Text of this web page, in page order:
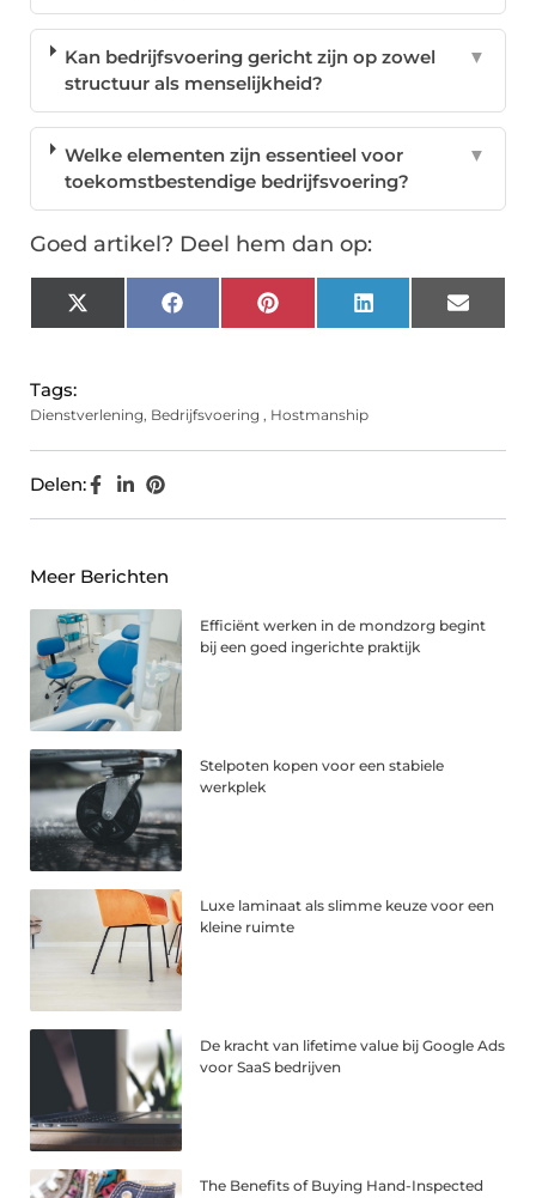
Kan bedrijfsvoering gericht zijn op zowel
structuur als menselijkheid?
▼
Welke elementen zijn essentieel voor
toekomstbestendige bedrijfsvoering?
▼
Goed artikel? Deel hem dan op:
X
(Twitter)
FacebookPinterest LinkedIn Email
Tags:
Dienstverlening, Bedrijfsvoering , Hostmanship
Delen:
Meer Berichten
Efficiënt werken in de mondzorg begint
bij een goed ingerichte praktijk
Stelpoten kopen voor een stabiele
werkplek
Luxe laminaat als slimme keuze voor een
kleine ruimte
De kracht van lifetime value bij Google Ads
voor SaaS bedrijven
The Benefits of Buying Hand-Inspected